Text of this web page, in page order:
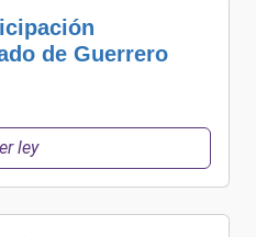
de Guerrero
ley